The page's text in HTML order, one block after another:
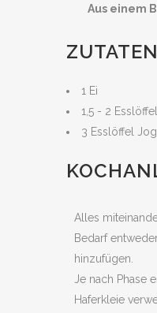
Aus einem
ZUTATEN
1 Ei
1,5 - 2
3 Esslöffel
Alles
Bedarf
hinzufügen.
Je nach Phase
Haferkleie